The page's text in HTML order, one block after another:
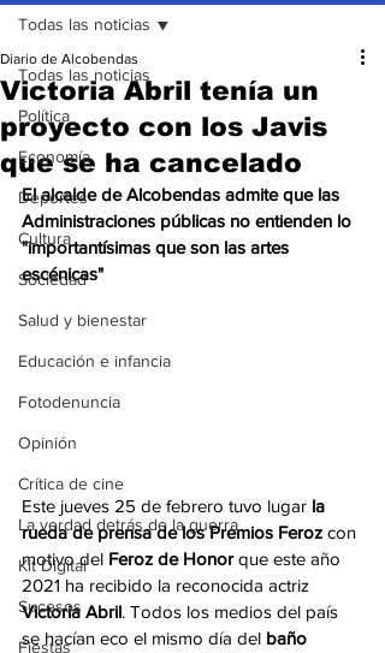
Todas las noticias
Política
Economía
Deportes
Cultura
Sociedad
Salud y bienestar
Educación e infancia
Fotodenuncia
Opinión
Crítica de cine
La verdad detrás de la guerra
Kit Digital
Sucesos
Fiestas
Todas las noticias
Victoria Abril tenía un
proyecto con los Javis
que se ha cancelado
Diario de Alcobendas
El alcalde de Alcobendas admite que las
Administraciones públicas no entienden lo
"importantísimas que son las artes
escénicas"
Este jueves 25 de febrero tuvo lugar la
rueda de prensa de los Premios Feroz con
motivo del Feroz de Honor que este año
2021 ha recibido la reconocida actriz
Victoria Abril. Todos los medios del país
se hacían eco el mismo día del baño